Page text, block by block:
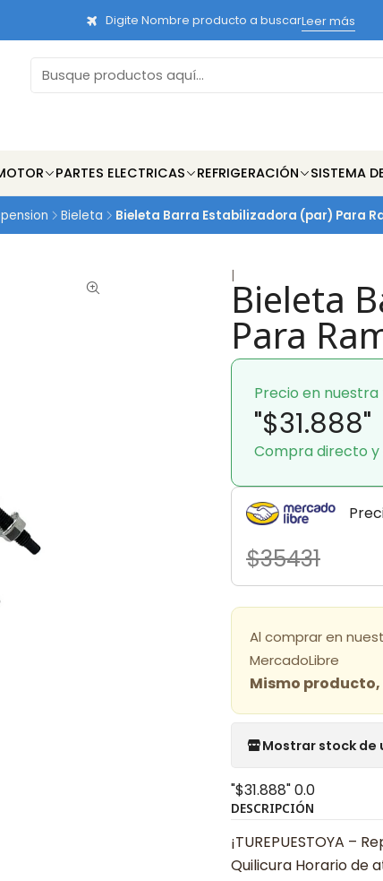
PARTES ELECTRICAS REFRIGERACIÓN SISTEMA
Digite Nombre producto a buscarLeer más
Bieleta Bieleta Barra Estabilizadora (par) Para
|Bieleta
Para
Precio en
"$31.888"
Compra directo y
$35431
Al comprar en
MercadoLibre
Mismo
Mostrar stock de
"$31.888"0.0
DESCRIPCIÓN
¡TUREPUESTOYA –
Quilicura Horario de